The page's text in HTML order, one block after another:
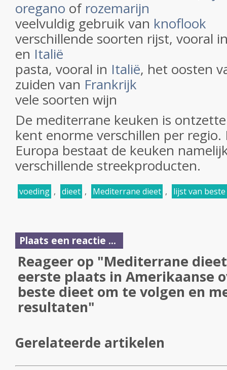
oregano of rozemarijn
veelvuldig gebruik van knoflook
verschillende soorten rijst, vooral
en Italië
pasta, vooral in Italië, het oosten
zuiden van Frankrijk
vele soorten wijn
De mediterrane keuken is
kent enorme verschillen per
Europa bestaat de keuken
verschillende streekproducten.
voeding , dieet , Mediterrane dieet , lijst van
Plaats een reactie ...
Reageer op "Mediterrane
eerste plaats in Amerikaanse
beste dieet om te volgen en
resultaten"
Gerelateerde artikelen